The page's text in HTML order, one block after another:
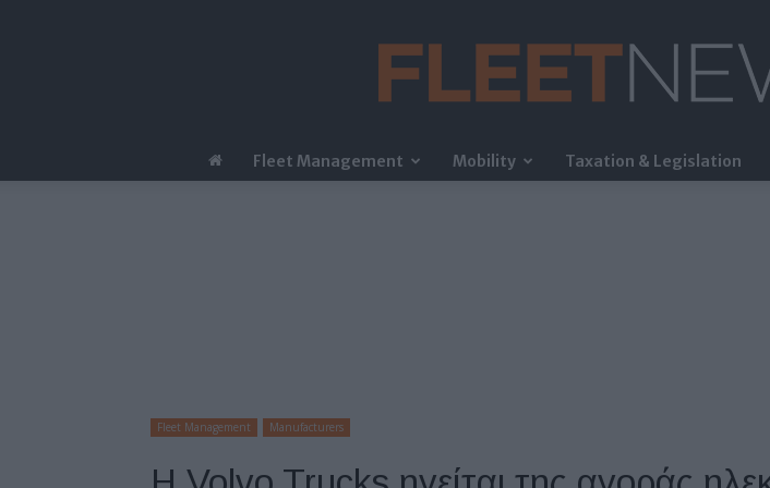
Fleet Management Mobility Taxation & Legislation
Fleet Management Manufacturers